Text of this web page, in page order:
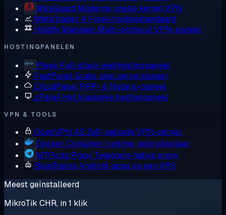
WireGuard Moderne, snelle kernel VPN
MetaTrader 4 Forex-tradingstandaard
Hiddify Manager Multi-protocol VPN-paneel
HOSTINGPANELEN
Plesk Full-stack webhostingpaneel
FastPanelGratis, snel serverpaneel
CloudPanel PHP- & Node.js-paneel
cPanel Het klassieke hostingpaneel
VPN & TOOLS
OpenVPN AS Zelf-gehoste VPN-server
Docker Container-runtime, gebruiksklaar
MTProto Proxy Telegram-native proxy
BlueStacks Android-apps op een VPS
Meest geïnstalleerd
MikroTik CHR, in 1 klik